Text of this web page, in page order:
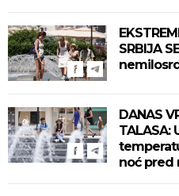
SRBIJA
DANAS
TALASA:
noć pred